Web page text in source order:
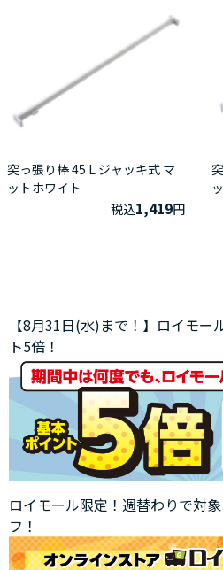
突っ張り棒 45 L ジャッキ式 マ
ットホワイト
税込1,419円
【8月31日(水)まで！】ロイモ
ト5倍！
ロイモール限定！週替わりで対
フ！